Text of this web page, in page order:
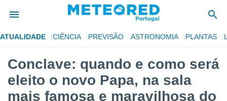
foi
para
ATUALIDADE CIÊNCIA PREVISÃO ASTRONOMIA PLANTAS
Conclave: quando e como será
eleito o novo Papa, na sala
mais famosa e maravilhosa do